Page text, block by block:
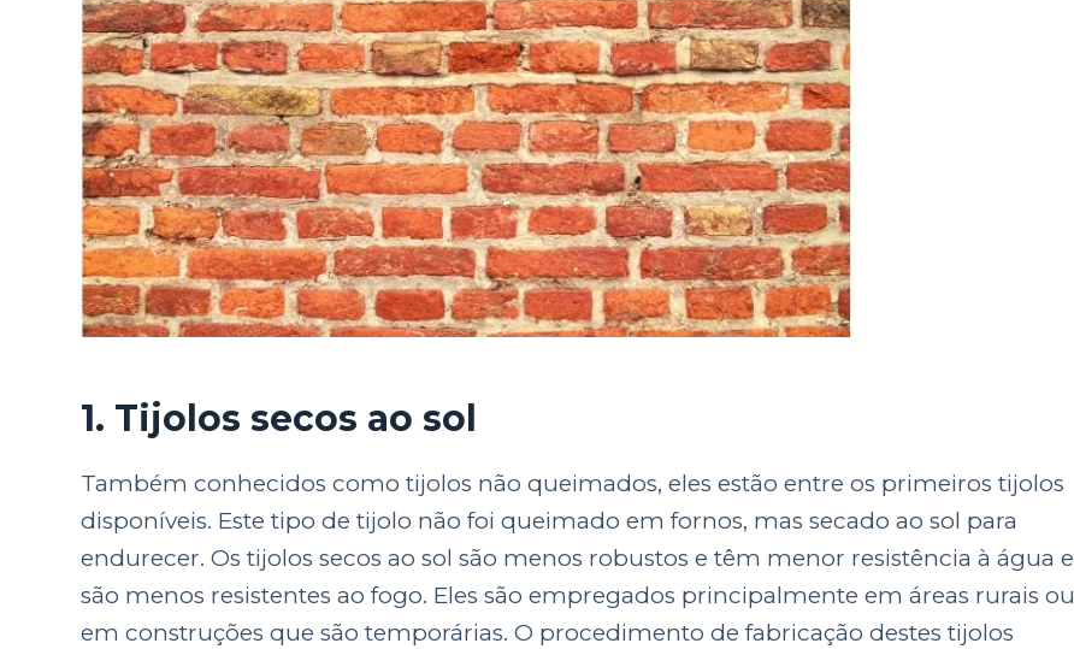
1. Tijolos secos ao sol
Também conhecidos como tijolos não queimados, eles estão entre os primeiros tijolos
disponíveis. Este tipo de tijolo não foi queimado em fornos, mas secado ao sol para
endurecer. Os tijolos secos ao sol são menos robustos e têm menor resistência à água e
são menos resistentes ao fogo. Eles são empregados principalmente em áreas rurais ou
em construções que são temporárias. O procedimento de fabricação destes tijolos